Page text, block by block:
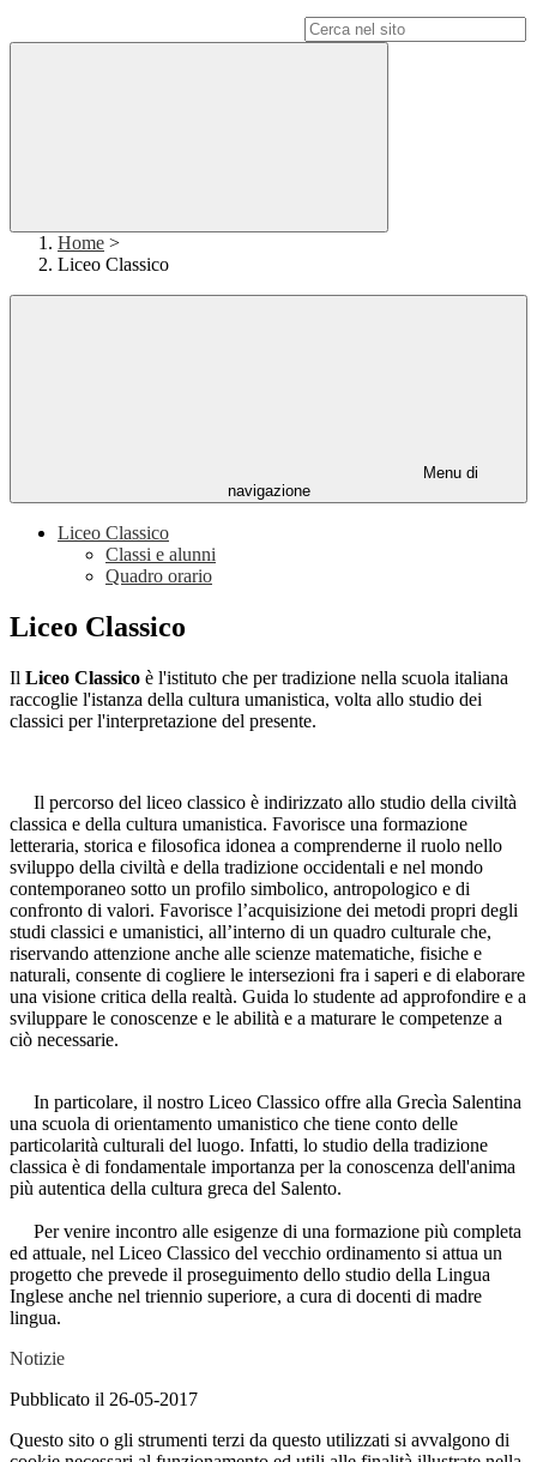
Home >
Liceo Classico
Menu di
navigazione
Liceo Classico
Classi e alunni
Quadro orario
Liceo Classico
Il Liceo Classico è l'istituto che per tradizione nella scuola italiana
raccoglie l'istanza della cultura umanistica, volta allo studio dei
classici per l'interpretazione del presente.
Il percorso del liceo classico è indirizzato allo studio della civiltà
classica e della cultura umanistica. Favorisce una formazione
letteraria, storica e filosofica idonea a comprenderne il ruolo nello
sviluppo della civiltà e della tradizione occidentali e nel mondo
contemporaneo sotto un profilo simbolico, antropologico e di
confronto di valori. Favorisce l’acquisizione dei metodi propri degli
studi classici e umanistici, all’interno di un quadro culturale che,
riservando attenzione anche alle scienze matematiche, fisiche e
naturali, consente di cogliere le intersezioni fra i saperi e di elaborare
una visione critica della realtà. Guida lo studente ad approfondire e a
sviluppare le conoscenze e le abilità e a maturare le competenze a
ciò necessarie.
In particolare, il nostro Liceo Classico offre alla Grecìa Salentina
una scuola di orientamento umanistico che tiene conto delle
particolarità culturali del luogo. Infatti, lo studio della tradizione
classica è di fondamentale importanza per la conoscenza dell'anima
più autentica della cultura greca del Salento.
Per venire incontro alle esigenze di una formazione più completa
ed attuale, nel Liceo Classico del vecchio ordinamento si attua un
progetto che prevede il proseguimento dello studio della Lingua
Inglese anche nel triennio superiore, a cura di docenti di madre
lingua.
Notizie
Pubblicato il 26-05-2017
Questo sito o gli strumenti terzi da questo utilizzati si avvalgono di